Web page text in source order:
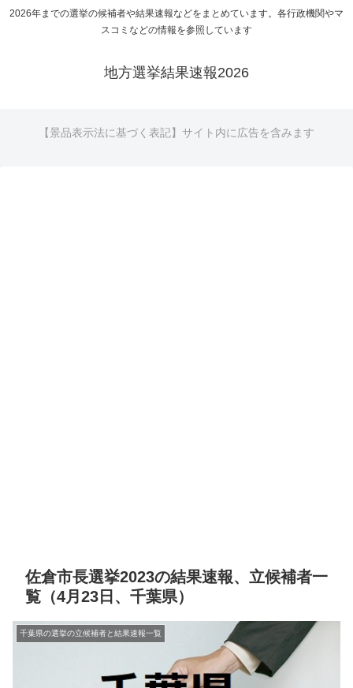
2026年までの選挙の候補者や結果速報などをまとめています。各行政機関やマ
スコミなどの情報を参照しています
地方選挙結果速報2026
【景品表示法に基づく表記】サイト内に広告を含みます
佐倉市長選挙2023の結果速報、立候補者一
覧（4月23日、千葉県）
千葉県の選挙の立候補者と結果速報一覧